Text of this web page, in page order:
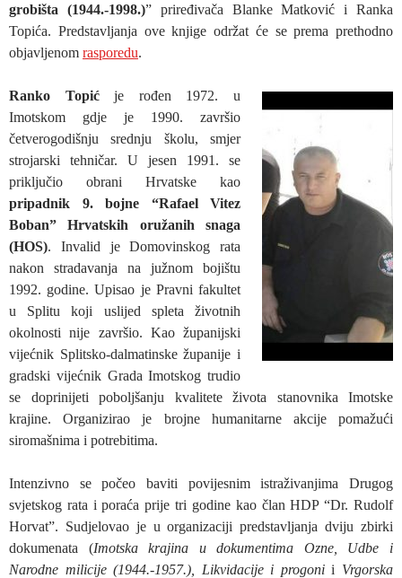
grobišta (1944.-1998.)” priređivača Blanke Matković i Ranka
Topića. Predstavljanja ove knjige održat će se prema prethodno
objavljenom rasporedu.
Ranko Topićje rođen 1972. u
Imotskom gdje je 1990. završio
četverogodišnju srednju školu, smjer
strojarski tehničar. U jesen 1991. se
priključio obrani Hrvatske kao
pripadnik 9. bojne “Rafael Vitez
Boban” Hrvatskih oružanih snaga
(HOS). Invalid je Domovinskog rata
nakon stradavanja na južnom bojištu
1992. godine. Upisao je Pravni fakultet
u Splitu koji uslijed spleta životnih
okolnosti nije završio. Kao županijski
vijećnik Splitsko-dalmatinske županije i
gradski vijećnik Grada Imotskog trudio
se doprinijeti poboljšanju kvalitete života stanovnika Imotske
krajine. Organizirao je brojne humanitarne akcije pomažući
siromašnima i potrebitima.
Intenzivno se počeo baviti povijesnim istraživanjima Drugog
svjetskog rata i poraća prije tri godine kao član HDP “Dr. Rudolf
Horvat”. Sudjelovao je u organizaciji predstavljanja dviju zbirki
dokumenata (Imotska krajina u dokumentima Ozne, Udbe i
Narodne milicije (1944.-1957.), Likvidacije i progonii Vrgorska